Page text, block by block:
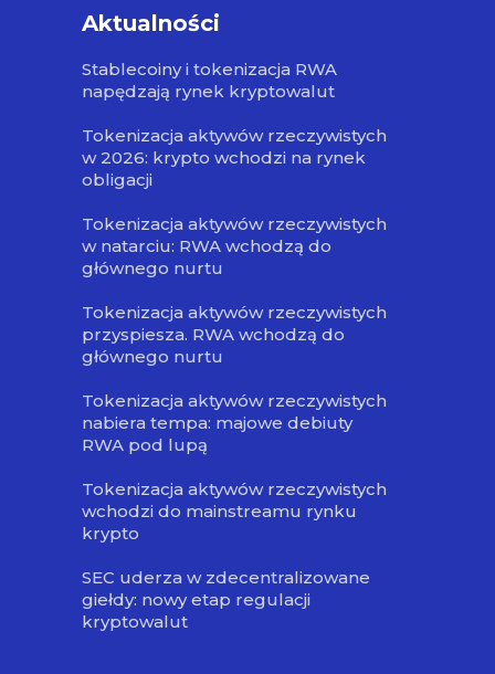
Aktualności
Stablecoiny i tokenizacja RWA
napędzają rynek kryptowalut
Tokenizacja aktywów rzeczywistych
w 2026: krypto wchodzi na rynek
obligacji
Tokenizacja aktywów rzeczywistych
w natarciu: RWA wchodzą do
głównego nurtu
Tokenizacja aktywów rzeczywistych
przyspiesza. RWA wchodzą do
głównego nurtu
Tokenizacja aktywów rzeczywistych
nabiera tempa: majowe debiuty
RWA pod lupą
Tokenizacja aktywów rzeczywistych
wchodzi do mainstreamu rynku
krypto
SEC uderza w zdecentralizowane
giełdy: nowy etap regulacji
kryptowalut